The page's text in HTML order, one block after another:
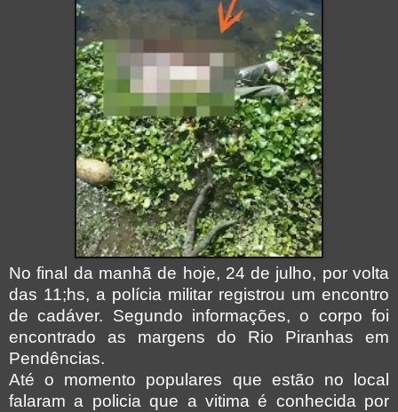
No final da manhã de hoje, 24 de julho, por volta
das 11;hs, a polícia militar registrou um encontro
de cadáver. Segundo informações, o corpo foi
encontrado as margens do Rio Piranhas em
Pendências.
Até o momento populares que estão no local
falaram a policia que a vitima é conhecida por